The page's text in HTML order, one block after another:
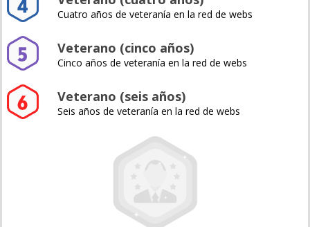
Cuatro años de veteranía en la red de webs
Veterano (cinco años)
Cinco años de veteranía en la red de webs
Veterano (seis años)
Seis años de veteranía en la red de webs